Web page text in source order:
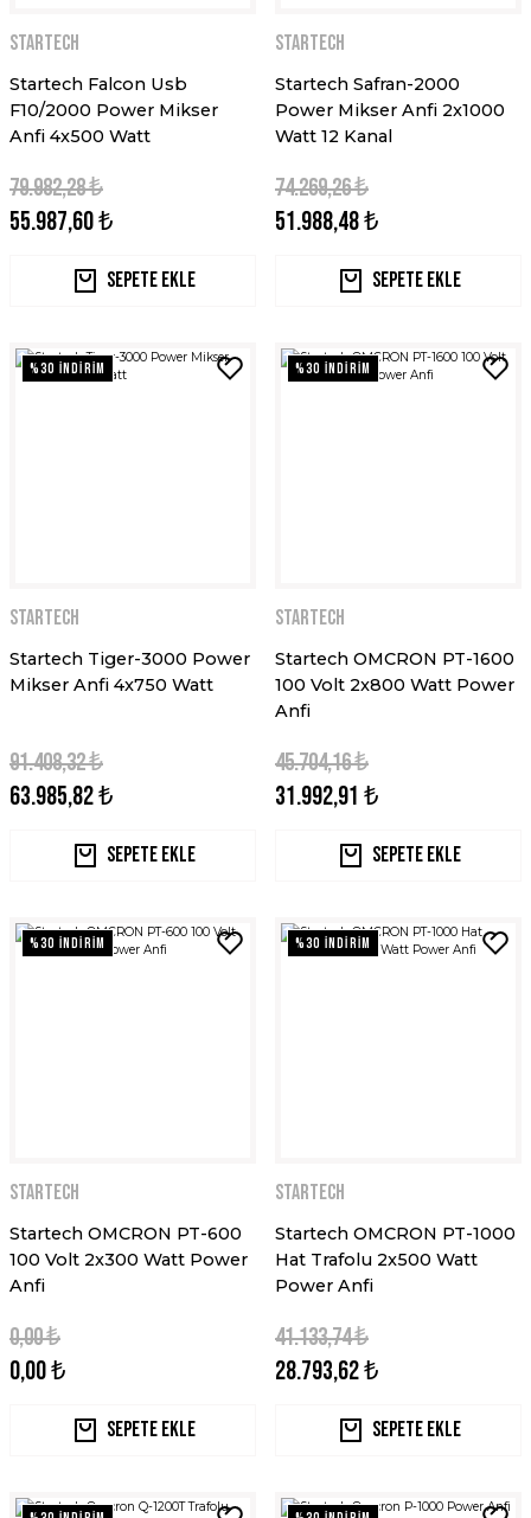
STARTECH
Startech Falcon Usb
F10/2000 Power Mikser
Anfi 4x500 Watt
55.987,60 ₺
79.982,28 ₺
Sepete Ekle
STARTECH
Startech Safran-2000
Power Mikser Anfi 2x1000
Watt 12 Kanal
51.988,48 ₺
74.269,26 ₺
Sepete Ekle
%30 İNDİRİM
STARTECH
Startech Tiger-3000 Power
Mikser Anfi 4x750 Watt
63.985,82 ₺
91.408,32 ₺
Sepete Ekle
%30 İNDİRİM
STARTECH
Startech OMCRON PT-1600
100 Volt 2x800 Watt Power
Anfi
31.992,91 ₺
45.704,16 ₺
Sepete Ekle
%30 İNDİRİM
STARTECH
Startech OMCRON PT-600
100 Volt 2x300 Watt Power
Anfi
0,00 ₺
0,00 ₺
Sepete Ekle
%30 İNDİRİM
STARTECH
Startech OMCRON PT-1000
Hat Trafolu 2x500 Watt
Power Anfi
28.793,62 ₺
41.133,74 ₺
Sepete Ekle